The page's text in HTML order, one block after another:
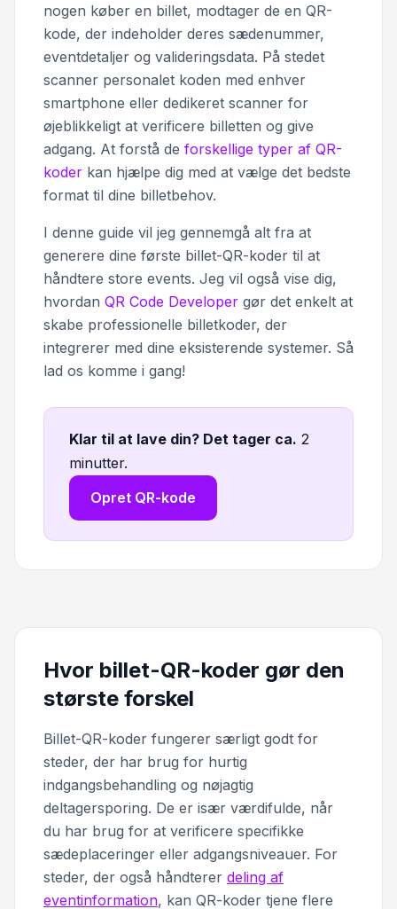
nogen køber en billet, modtager de en QR-
kode, der indeholder deres sædenummer,
eventdetaljer og valideringsdata. På stedet
scanner personalet koden med enhver
smartphone eller dedikeret scanner for
øjeblikkeligt at verificere billetten og give
adgang. At forstå de forskellige typer af QR-
koder kan hjælpe dig med at vælge det bedste
format til dine billetbehov.
I denne guide vil jeg gennemgå alt fra at
generere dine første billet-QR-koder til at
håndtere store events. Jeg vil også vise dig,
hvordan QR Code Developer gør det enkelt at
skabe professionelle billetkoder, der
integrerer med dine eksisterende systemer. Så
lad os komme i gang!
Klar til at lave din? Det tager ca. 2
minutter.
Opret QR-kode
Hvor billet-QR-koder gør den
største forskel
Billet-QR-koder fungerer særligt godt for
steder, der har brug for hurtig
indgangsbehandling og nøjagtig
deltagersporing. De er især værdifulde, når
du har brug for at verificere specifikke
sædeplaceringer eller adgangsniveauer. For
steder, der også håndterer deling af
eventinformation, kan QR-koder tjene flere